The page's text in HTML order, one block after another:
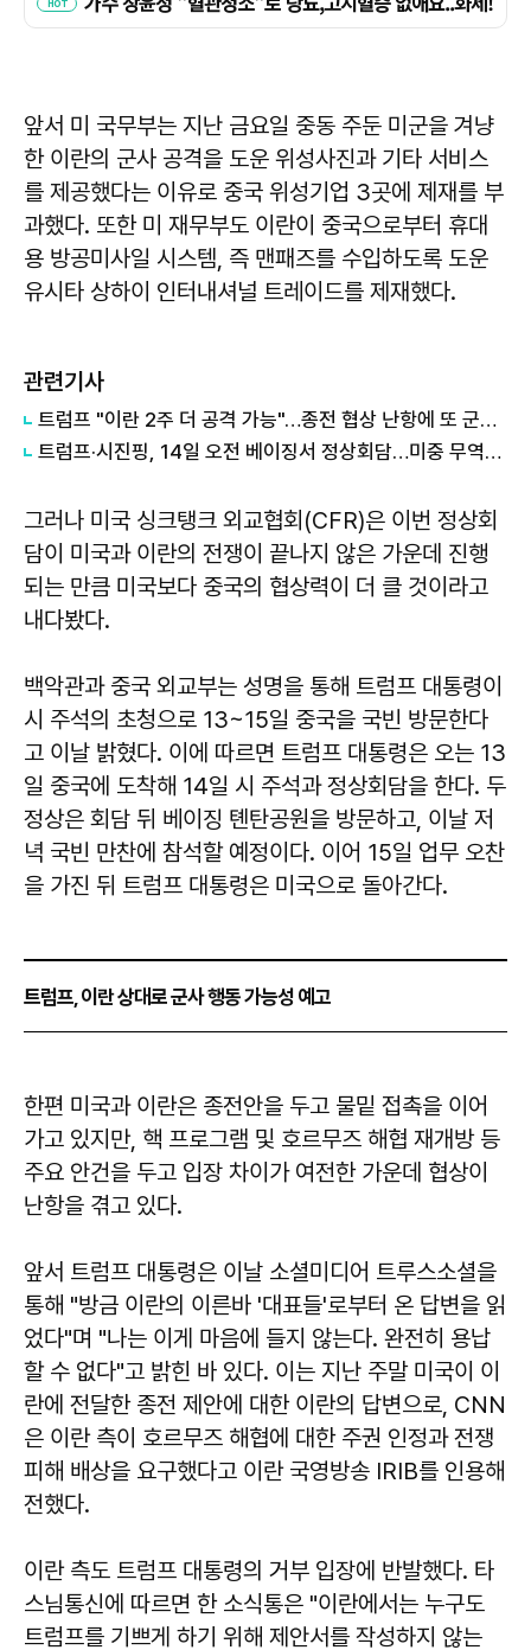
앞서 미 국무부는 지난 금요일 중동 주둔 미군을 겨냥
한 이란의 군사 공격을 도운 위성사진과 기타 서비스
를 제공했다는 이유로 중국 위성기업 3곳에 제재를 부
과했다. 또한 미 재무부도 이란이 중국으로부터 휴대
용 방공미사일 시스템, 즉 맨패즈를 수입하도록 도운
유시타 상하이 인터내셔널 트레이드를 제재했다.
관련기사
트럼프 "이란 2주 더 공격 가능"…종전 협상 난항에 또 군사 행동 나서나
트럼프·시진핑, 14일 오전 베이징서 정상회담…미중 무역대표는 13일 한국서 사전협상
그러나 미국 싱크탱크 외교협회(CFR)은 이번 정상회
담이 미국과 이란의 전쟁이 끝나지 않은 가운데 진행
되는 만큼 미국보다 중국의 협상력이 더 클 것이라고
내다봤다.
백악관과 중국 외교부는 성명을 통해 트럼프 대통령이
시 주석의 초청으로 13~15일 중국을 국빈 방문한다
고 이날 밝혔다. 이에 따르면 트럼프 대통령은 오는 13
일 중국에 도착해 14일 시 주석과 정상회담을 한다. 두
정상은 회담 뒤 베이징 톈탄공원을 방문하고, 이날 저
녁 국빈 만찬에 참석할 예정이다. 이어 15일 업무 오찬
을 가진 뒤 트럼프 대통령은 미국으로 돌아간다.
트럼프, 이란 상대로 군사 행동 가능성 예고
한편 미국과 이란은 종전안을 두고 물밑 접촉을 이어
가고 있지만, 핵 프로그램 및 호르무즈 해협 재개방 등
주요 안건을 두고 입장 차이가 여전한 가운데 협상이
난항을 겪고 있다.
앞서 트럼프 대통령은 이날 소셜미디어 트루스소셜을
통해 "방금 이란의 이른바 '대표들'로부터 온 답변을 읽
었다"며 "나는 이게 마음에 들지 않는다. 완전히 용납
할 수 없다"고 밝힌 바 있다. 이는 지난 주말 미국이 이
란에 전달한 종전 제안에 대한 이란의 답변으로, CNN
은 이란 측이 호르무즈 해협에 대한 주권 인정과 전쟁
피해 배상을 요구했다고 이란 국영방송 IRIB를 인용해
전했다.
이란 측도 트럼프 대통령의 거부 입장에 반발했다. 타
스님통신에 따르면 한 소식통은 "이란에서는 누구도
트럼프를 기쁘게 하기 위해 제안서를 작성하지 않는